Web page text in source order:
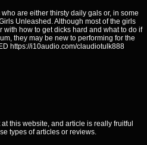
are either thirsty daily gals or, in some
Unleashed. Although most of the girls
how to get dicks hard and what to do if
they may be new to performing for the
https://i10audio.com/claudiotulk888
this website, and article is really fruitful
types of articles or reviews.